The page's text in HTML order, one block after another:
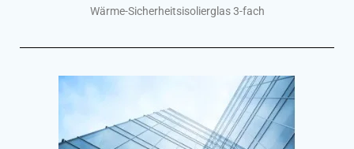
Wärme-Sicherheitsisolierglas 3-fach